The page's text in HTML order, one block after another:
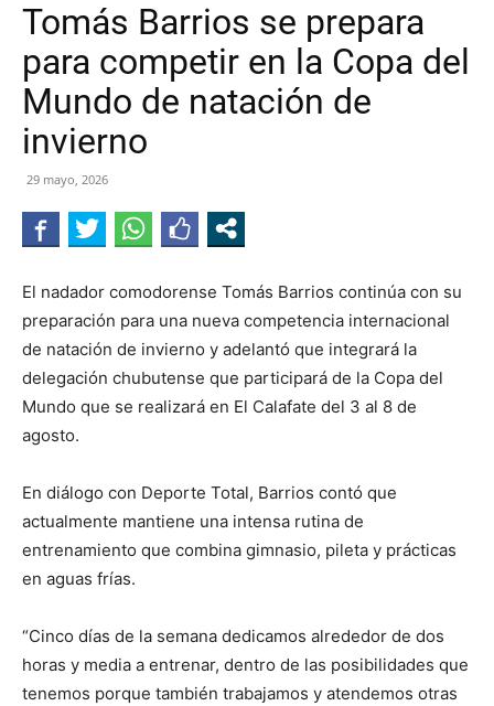
Tomás Barrios se prepara
para competir en la Copa del
Mundo de natación de
invierno
29 mayo, 2026
El nadador comodorense Tomás Barrios continúa con su
preparación para una nueva competencia internacional
de natación de invierno y adelantó que integrará la
delegación chubutense que participará de la Copa del
Mundo que se realizará en El Calafate del 3 al 8 de
agosto.
En diálogo con Deporte Total, Barrios contó que
actualmente mantiene una intensa rutina de
entrenamiento que combina gimnasio, pileta y prácticas
en aguas frías.
“Cinco días de la semana dedicamos alrededor de dos
horas y media a entrenar, dentro de las posibilidades que
tenemos porque también trabajamos y atendemos otras